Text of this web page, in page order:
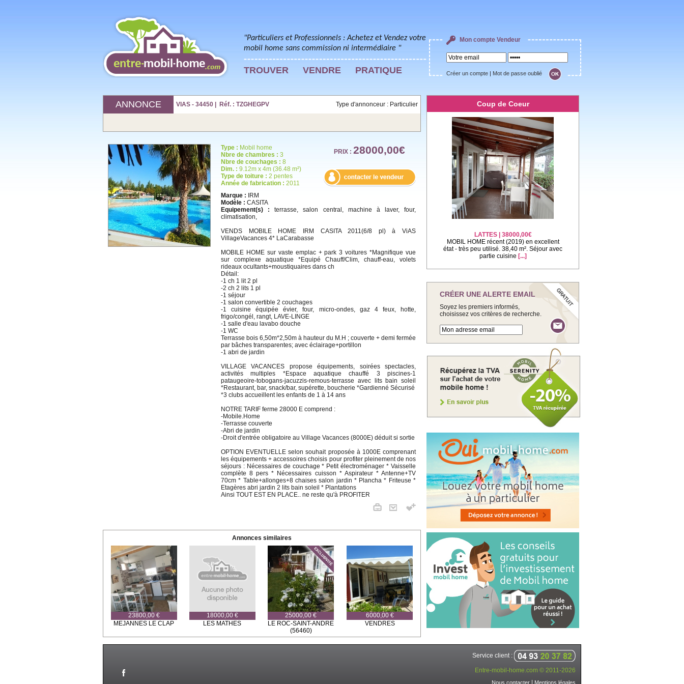
"Particuliers et Professionnels : Achetez et Vendez votre
mobil home sans commission ni intermédiaire "
TROUVER VENDRE PRATIQUE
Mon compte Vendeur
Créer un compte Mot de passe oublié
ANNONCE VIAS - 34450 | Réf. : TZGHEGPV Type d'annonceur : Particulier
Type : Mobil home
Nbre de chambres : 3
Nbre de couchages : 8
Dim. : 9.12m x 4m (36.48 m²)
Type de toiture : 2 pentes
Année de fabrication : 2011
PRIX : 28000,00€
Marque : IRM
Modèle : CASITA
Equipement(s) : terrasse, salon central, machine à laver, four,
climatisation,
VENDS MOBILE HOME IRM CASITA 2011(6/8 pl) à ViAS
VillageVacances 4* LaCarabasse
MOBILE HOME sur vaste emplac + park 3 voitures *Magnifique vue
sur complexe aquatique *Equipé Chauff/Clim, chauff-eau, volets
rideaux ocultants+moustiquaires dans ch
Détail:
-1 ch 1 lit 2 pl
-2 ch 2 lits 1 pl
-1 séjour
-1 salon convertible 2 couchages
-1 cuisine équipée évier, four, micro-ondes, gaz 4 feux, hotte,
frigo/congél, rangt, LAVE-LINGE
-1 salle d'eau lavabo douche
-1 WC
Terrasse bois 6,50m*2,50m à hauteur du M.H ; couverte + demi fermée
par bâches transparentes; avec éclairage+portillon
-1 abri de jardin
VILLAGE VACANCES propose équipements, soirées spectacles,
activités multiples *Espace aquatique chauffé 3 piscines-1
pataugeoire-tobogans-jacuzzis-remous-terrasse avec lits bain soleil
*Restaurant, bar, snack/bar, supérette, boucherie *Gardienné Sécurisé
*3 clubs accueillent les enfants de 1 à 14 ans
NOTRE TARIF ferme 28000 E comprend :
-Mobile.Home
-Terrasse couverte
-Abri de jardin
-Droit d'entrée obligatoire au Village Vacances (8000E) déduit si sortie
OPTION EVENTUELLE selon souhait proposée à 1000E comprenant
les équipements + accessoires choisis pour profiter pleinement de nos
séjours : Nécessaires de couchage * Petit électroménager * Vaisselle
complète 8 pers * Nécessaires cuisson * Aspirateur * Antenne+TV
70cm * Table+allonges+8 chaises salon jardin * Plancha * Friteuse *
Etagères abri jardin 2 lits bain soleil * Plantations
Ainsi TOUT EST EN PLACE.. ne reste qu'à PROFITER
Annonces similaires
23800,00 €
MEJANNES LE CLAP
18000,00 €
LES MATHES
25000,00 €
LE ROC-SAINT-ANDRE
(56460)
6000,00 €
VENDRES
Coup de Coeur
LATTES | 38000,00€
MOBIL HOME récent (2019) en excellent
état - très peu utilisé. 38,40 m². Séjour avec
partie cuisine [...]
CRÉER UNE ALERTE EMAIL
Soyez les premiers informés,
choisissez vos critères de recherche.
Service client :
Entre-mobil-home.com © 2011-2026
Nous contacter Mentions légales